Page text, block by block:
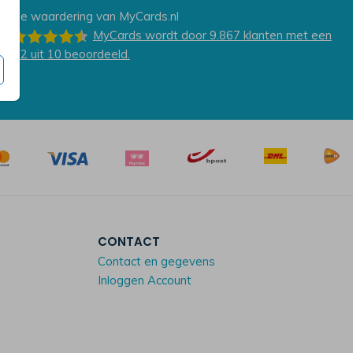
De waardering van MyCards.nl
MyCards wordt door 9.867 klanten met een
9.2 uit 10 beoordeeld.
CONTACT
Contact en gegevens
Inloggen Account